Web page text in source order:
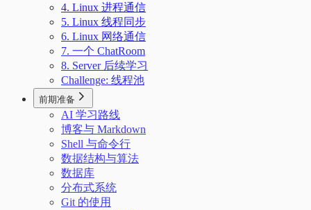
4. Linux 进程通信
5. Linux 线程同步
6. Linux 网络通信
7. 一个 ChatRoom
8. Server 后续学习
Challenge: 线程池
前期准备
AI 学习路线
博客与 Markdown
Shell 与命令行
数据结构与算法
数据库
分布式系统
Git 的使用